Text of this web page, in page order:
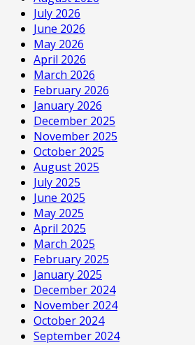
July 2026
June 2026
May 2026
April 2026
March 2026
February 2026
January 2026
December 2025
November 2025
October 2025
August 2025
July 2025
June 2025
May 2025
April 2025
March 2025
February 2025
January 2025
December 2024
November 2024
October 2024
September 2024